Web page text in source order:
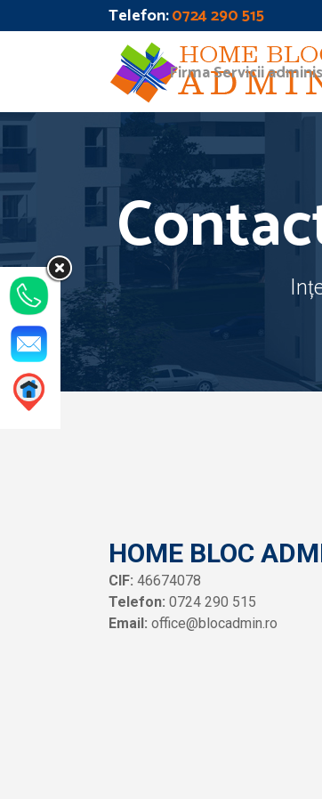
Telefon:0724 290 515
Firma Servicii
HOME BLOC
CIF: 46674078
Telefon: 0724 290 515
Email: office@blocadmin.ro